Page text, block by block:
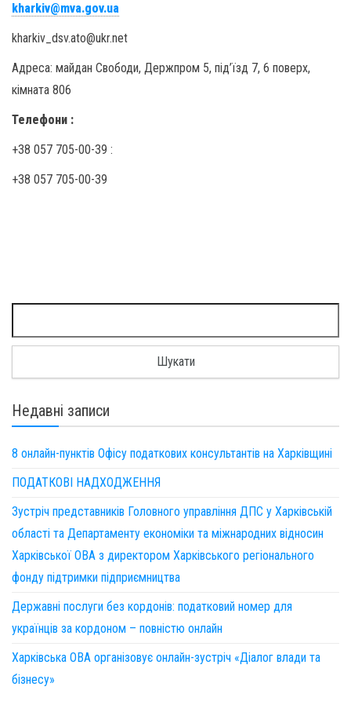
kharkiv@mva.gov.ua
kharkiv_dsv.ato@ukr.net
Адреса: майдан Свободи, Держпром 5, під’їзд 7, 6 поверх,
кімната 806
Телефони :
+38 057 705-00-39 :
+38 057 705-00-39
Недавні записи
8 онлайн-пунктів Офісу податкових консультантів на Харківщині
ПОДАТКОВІ НАДХОДЖЕННЯ
Зустріч представників Головного управління ДПС у Харківській
області та Департаменту економіки та міжнародних відносин
Харківської ОВА з директором Харківського регіонального
фонду підтримки підприємництва
Державні послуги без кордонів: податковий номер для
українців за кордоном – повністю онлайн
Харківська ОВА організовує онлайн-зустріч «Діалог влади та
бізнесу»